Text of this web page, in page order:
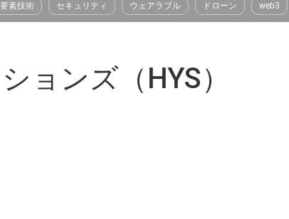
要素技術 セキュリティ ウェアラブル ドローン web3
ョンズ（HYS）